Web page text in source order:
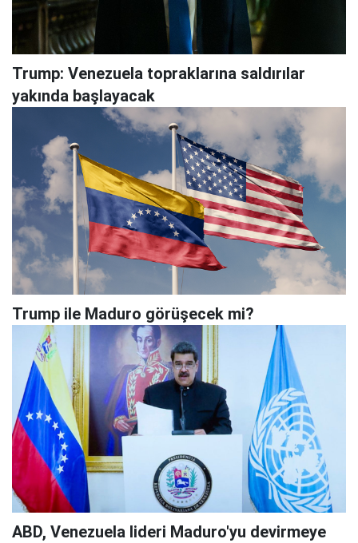
Trump: Venezuela topraklarına saldırılar
yakında başlayacak
Trump ile Maduro görüşecek mi?
ABD, Venezuela lideri Maduro'yu devirmeye